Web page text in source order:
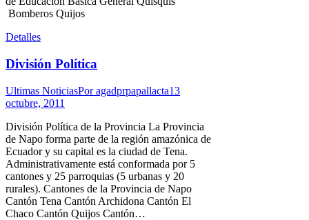
Bomberos Quijos
Detalles
División Política
Ultimas NoticiasPoragadprpapallacta13
octubre, 2011
División Política de la Provincia La Provincia
de Napo forma parte de la región amazónica de
Ecuador y su capital es la ciudad de Tena.
Administrativamente está conformada por 5
cantones y 25 parroquias (5 urbanas y 20
rurales). Cantones de la Provincia de Napo
Cantón Tena Cantón Archidona Cantón El
Chaco Cantón Quijos Cantón…